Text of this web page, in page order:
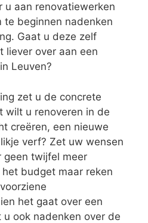
u aan renovatiewerken
te beginnen nadenken
Gaat u deze zelf
liever over aan een
Leuven?
zet u de concrete
wilt u renoveren in de
creëren, een nieuwe
verf? Zet uw wensen
twijfel meer
budget maar reken
het gaat over een
ook nadenken over de